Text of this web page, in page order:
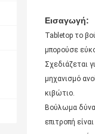
Εισαγωγή:
Tabletop το
μπορούσε
Σχεδιάζεται
μηχανισμό
κιβώτιο.
Βούλωμα
επιτροπή